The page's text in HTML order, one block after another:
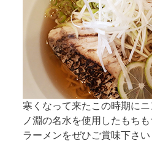
寒くなって来たこの時期に
ノ淵の名水を使用したもち
ラーメンをぜひご賞味下さい